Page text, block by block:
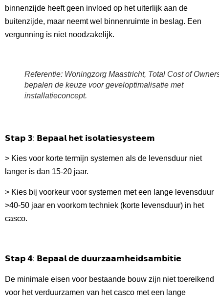
binnenzijde heeft geen invloed op het uiterlijk aan de
buitenzijde, maar neemt wel binnenruimte in beslag. Een
vergunning is niet noodzakelijk.
Referentie: Woningzorg Maastricht, Total Cost of
bepalen de keuze voor geveloptimalisatie met
installatieconcept.
𝗦𝘁𝗮𝗽 𝟯: 𝗕𝗲𝗽𝗮𝗮𝗹 𝗵𝗲𝘁 𝗶𝘀𝗼𝗹𝗮𝘁𝗶𝗲𝘀𝘆𝘀𝘁𝗲𝗲𝗺
> Kies voor korte termijn systemen als de levensduur niet
langer is dan 15-20 jaar.
> Kies bij voorkeur voor systemen met een lange levensduur
>40-50 jaar en voorkom techniek (korte levensduur) in het
casco.
𝗦𝘁𝗮𝗽 𝟰: 𝗕𝗲𝗽𝗮𝗮𝗹 𝗱𝗲 𝗱𝘂𝘂𝗿𝘇𝗮𝗮𝗺𝗵𝗲𝗶𝗱𝘀𝗮𝗺𝗯𝗶𝘁𝗶𝗲
De minimale eisen voor bestaande bouw zijn niet toereikend
voor het verduurzamen van het casco met een lange